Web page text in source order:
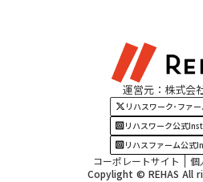
四国・九州エリア運営元：株式会
リハスワーク･ファ
リハスワーク公式
リハスファーム公式
コーポレートサイト
個
Copylight © REHAS All